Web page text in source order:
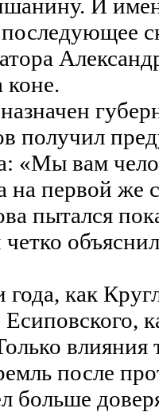
И
коне.
получил
«Мы вам
на первой же
пытался
как
влияния
после
больше